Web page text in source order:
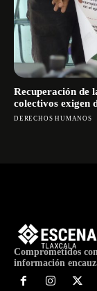
Recuperación de
colectivos exigen
DERECHOS HUMANOS
Comprometidos
información